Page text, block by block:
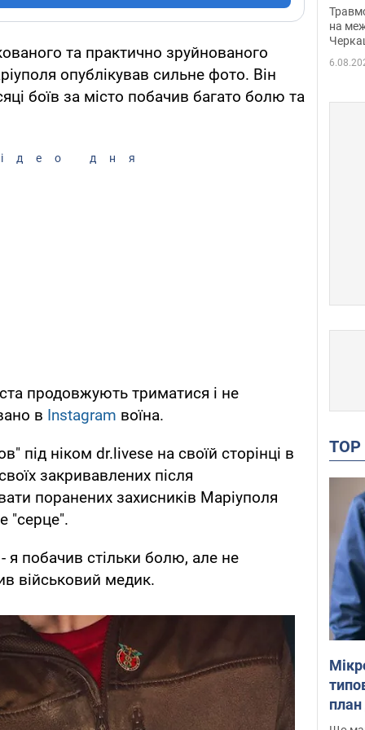
та практично зруйнованого
опублікував сильне фото. Він
боїв за місто побачив багато болю та
дня
продовжують триматися і не
в Instagram воїна.
під ніком dr.livese на своїй сторінці в
закривавлених після
поранених захисників Маріуполя
"серце".
я побачив стільки болю, але не
військовий медик.
Фото
на
план